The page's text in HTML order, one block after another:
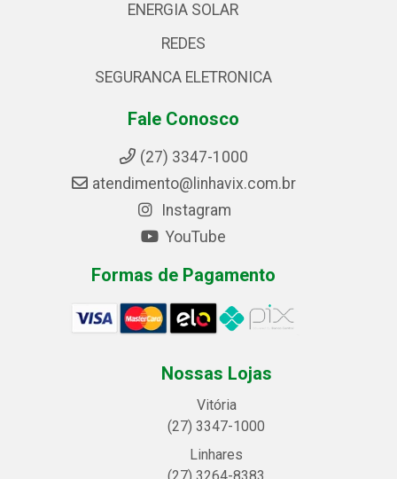
ENERGIA SOLAR
REDES
SEGURANCA ELETRONICA
Fale Conosco
(27) 3347-1000
atendimento@linhavix.com.br
Instagram
YouTube
Formas de Pagamento
Nossas Lojas
Vitória
(27) 3347-1000
Linhares